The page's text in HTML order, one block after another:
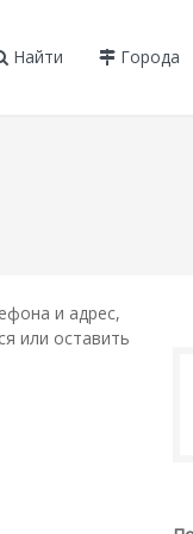
Найти Города
и адрес,
или оставить